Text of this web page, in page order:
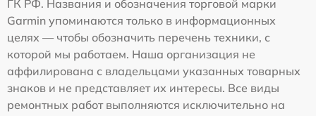
ГК РФ. Названия и обозначения торговой марки
Garmin упоминаются только в информационных
целях — чтобы обозначить перечень техники, с
которой мы работаем. Наша организация не
аффилирована с владельцами указанных товарных
знаков и не представляет их интересы. Все виды
ремонтных работ выполняются исключительно на